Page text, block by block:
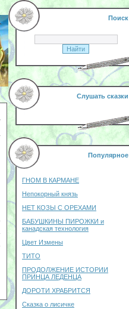
Поиск
Слушать сказки
Популярное
ГНОМ В КАРМАНЕ
Непокорный князь
НЕТ КОЗЫ С ОРЕХАМИ
БАБУШКИНЫ ПИРОЖКИ и
канадская технология
Цвет Измены
ТИТО
ПРОДОЛЖЕНИЕ ИСТОРИИ
ПРИНЦА ЛЕДЕНЦА
ДОРОТИ ХРАБРИТСЯ
Сказка о лисичке